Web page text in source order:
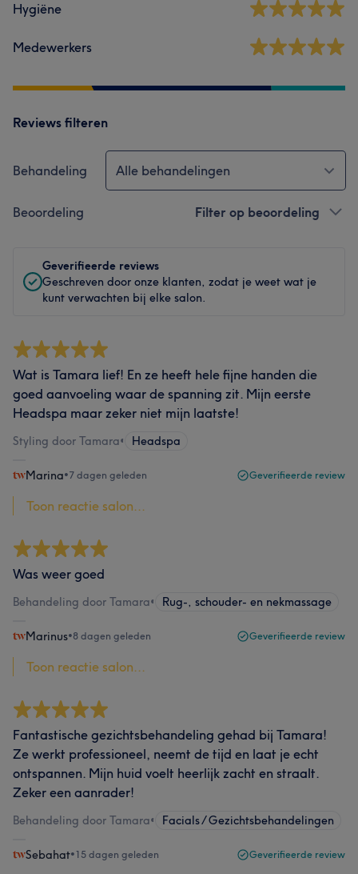
Hygiëne
Medewerkers
Reviews filteren
Behandeling Alle behandelingen
Beoordeling Filter op beoordeling
Geverifieerde reviews
Geschreven door onze klanten, zodat je weet wat je
kunt verwachten bij elke salon.
Wat is Tamara lief! En ze heeft hele fijne handen die
goed aanvoeling waar de spanning zit. Mijn eerste
Headspa maar zeker niet mijn laatste!
Styling door Tamara• Headspa
Marina•7 dagen geleden Geverifieerde review
Toon reactie salon...
Was weer goed
Behandeling door Tamara• Rug-, schouder- en nekmassage
Marinus•8 dagen geleden Geverifieerde review
Toon reactie salon...
Fantastische gezichtsbehandeling gehad bij Tamara!
Ze werkt professioneel, neemt de tijd en laat je echt
ontspannen. Mijn huid voelt heerlijk zacht en straalt.
Zeker een aanrader!
Behandeling door Tamara• Facials / Gezichtsbehandelingen
Sebahat•15 dagen geleden Geverifieerde review